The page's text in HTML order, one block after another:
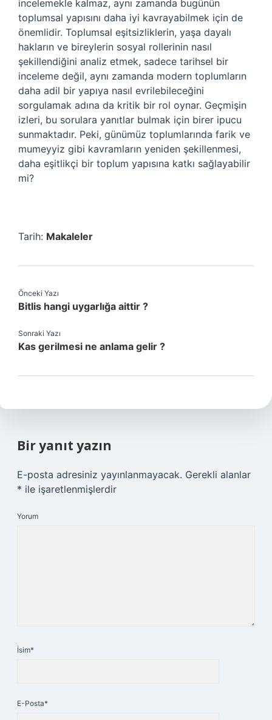
incelemekle kalmaz, aynı zamanda bugünün
toplumsal yapısını daha iyi kavrayabilmek için de
önemlidir. Toplumsal eşitsizliklerin, yaşa dayalı
hakların ve bireylerin sosyal rollerinin nasıl
şekillendiğini analiz etmek, sadece tarihsel bir
inceleme değil, aynı zamanda modern toplumların
daha adil bir yapıya nasıl evrilebileceğini
sorgulamak adına da kritik bir rol oynar. Geçmişin
izleri, bu sorulara yanıtlar bulmak için birer ipucu
sunmaktadır. Peki, günümüz toplumlarında farik ve
mumeyyiz gibi kavramların yeniden şekillenmesi,
daha eşitlikçi bir toplum yapısına katkı sağlayabilir
mi?
Tarih: Makaleler
Önceki Yazı
Bitlis hangi uygarlığa aittir ?
Sonraki Yazı
Kas gerilmesi ne anlama gelir ?
Bir yanıt yazın
E-posta adresiniz yayınlanmayacak. Gerekli alanlar
* ile işaretlenmişlerdir
Yorum
İsim*
E-Posta*